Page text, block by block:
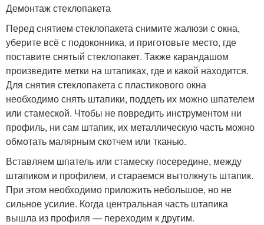
Демонтаж стеклопакета
Перед снятием стеклопакета снимите жалюзи с окна,
уберите всё с подоконника, и приготовьте место, где
поставите снятый стеклопакет. Также карандашом
произведите метки на штапиках, где и какой находится.
Для снятия стеклопакета с пластикового окна
необходимо снять штапики, поддеть их можно шпателем
или стамеской. Чтобы не повредить инструментом ни
профиль, ни сам штапик, их металлическую часть можно
обмотать малярным скотчем или тканью.
Вставляем шпатель или стамеску посередине, между
штапиком и профилем, и стараемся вытолкнуть штапик.
При этом необходимо приложить небольшое, но не
сильное усилие. Когда центральная часть штапика
вышла из профиля — переходим к другим.